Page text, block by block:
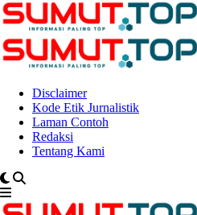
Disclaimer
Kode Etik Jurnalistik
Laman Contoh
Redaksi
Tentang Kami